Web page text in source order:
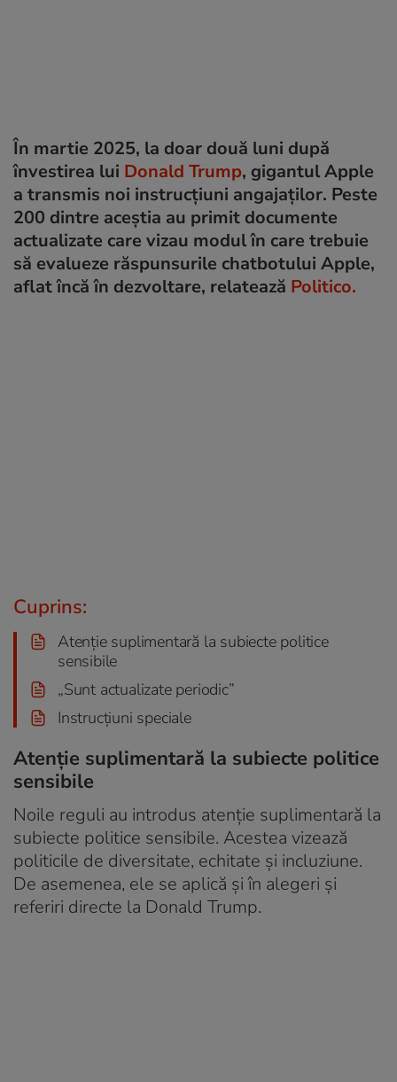
În martie 2025, la doar două luni după
învestirea lui Donald Trump, gigantul Apple
a transmis noi instrucțiuni angajaților. Peste
200 dintre aceștia au primit documente
actualizate care vizau modul în care trebuie
să evalueze răspunsurile chatbotului Apple,
aflat încă în dezvoltare, relatează Politico.
Cuprins:
Atenție suplimentară la subiecte politice
sensibile
„Sunt actualizate periodic”
Instrucțiuni speciale
Atenție suplimentară la subiecte politice
sensibile
Noile reguli au introdus atenție suplimentară la
subiecte politice sensibile. Acestea vizează
politicile de diversitate, echitate și incluziune.
De asemenea, ele se aplică și în alegeri și
referiri directe la Donald Trump.